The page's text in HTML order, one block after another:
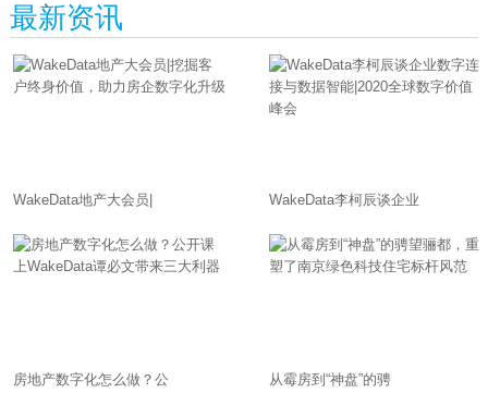
最新资讯
WakeData地产大会员| WakeData李柯辰谈企业
房地产数字化怎么做？公 从霉房到“神盘”的骋